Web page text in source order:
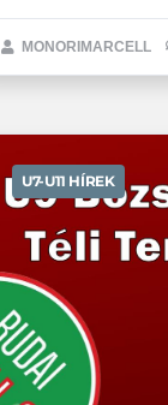
MONORIMARCELL
U7-U11 HÍREK